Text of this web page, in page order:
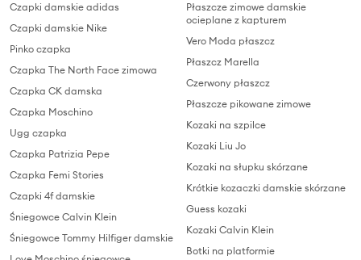
Czapki damskie adidas
Czapki damskie Nike
Pinko czapka
Czapka The North Face zimowa
Czapka CK damska
Czapka Moschino
Ugg czapka
Czapka Patrizia Pepe
Czapka Femi Stories
Czapki 4f damskie
Śniegowce Calvin Klein
Śniegowce Tommy Hilfiger damskie
Płaszcze zimowe damskie
ocieplane z kapturem
Vero Moda płaszcz
Płaszcz Marella
Czerwony płaszcz
Płaszcze pikowane zimowe
Kozaki na szpilce
Kozaki Liu Jo
Kozaki na słupku skórzane
Krótkie kozaczki damskie skórzane
Guess kozaki
Kozaki Calvin Klein
Botki na platformie